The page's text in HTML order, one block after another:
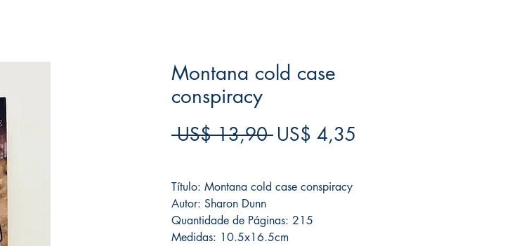
Montana cold case
conspiracy
US$ 13,90 Preço
US$ 4,35
Título: Montana cold case conspiracy
Autor: Sharon Dunn
Quantidade de Páginas: 215
Medidas: 10.5x16.5cm